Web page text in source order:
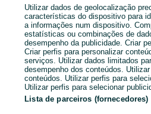
Ligar / SMS
Utilizar dados de geolocalização
características do dispositivo para
a informações num dispositivo.
estatísticas ou combinações de
desempenho da publicidade. Criar
Criar perfis para personalizar
serviços. Utilizar dados limitados
desempenho dos conteúdos.
conteúdos. Utilizar perfis para
Utilizar perfis para selecionar
Lista de parceiros (fornecedores)